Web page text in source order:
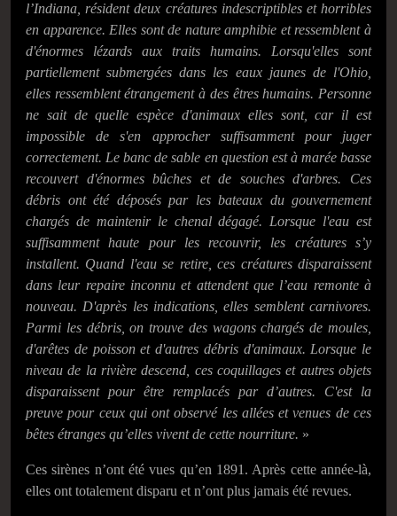
l’Indiana, résident deux créatures indescriptibles et horribles
en apparence. Elles sont de nature amphibie et ressemblent à
d'énormes lézards aux traits humains. Lorsqu'elles sont
partiellement submergées dans les eaux jaunes de l'Ohio,
elles ressemblent étrangement à des êtres humains. Personne
ne sait de quelle espèce d'animaux elles sont, car il est
impossible de s'en approcher suffisamment pour juger
correctement. Le banc de sable en question est à marée basse
recouvert d'énormes bûches et de souches d'arbres.
Ces
débris ont été déposés par les bateaux du gouvernement
chargés de maintenir le chenal dégagé. Lorsque l'eau est
suffisamment haute pour
les recouvrir, les créatures s’y
installent. Quand l'eau se retire, ces créatures disparaissent
dans leur repaire inconnu et attendent que l’eau remonte à
nouveau. D'après les indications, elles semblent carnivores.
Parmi les débris, on trouve des wagons chargés de moules,
d'arêtes de poisson et d'autres débris d'animaux. Lorsque le
niveau de la rivière descend, ces coquillages et autres objets
disparaissent pour être remplacés par d’autres. C'est la
preuve pour ceux qui ont observé les allées et venues de ces
bêtes étranges qu’elles vivent de cette nourriture. »
Ces sirènes n’ont été vues qu’en 1891. Après cette année-là,
elles ont totalement disparu et n’ont plus jamais été revues.